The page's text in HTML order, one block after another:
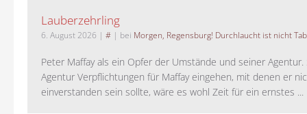
Lauberzehrling
6. August 2026 | # | bei Morgen, Regensburg! Durchlaucht ist nicht
Peter Maffay als ein Opfer der Umstände und seiner Agentur.
Agentur Verpflichtungen für Maffay eingehen, mit denen er
einverstanden sein sollte, wäre es wohl Zeit für ein ernstes ...